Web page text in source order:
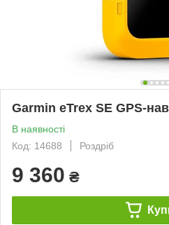
Garmin eTrex SE GPS-
В наявності
Код: 14688
Роздріб
9 360 ₴